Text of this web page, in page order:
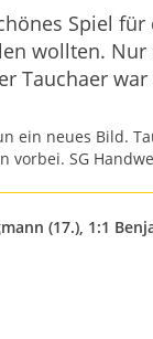
Spiel
wollten.
Tauchaer
ein neues Bild.
vorbei. SG
(17.), 1:1